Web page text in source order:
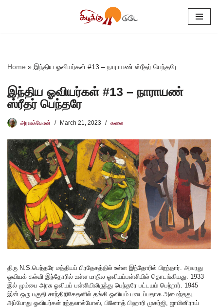
Home » இந்திய ஓவியர்கள் #13 – நாராயண் ஸ்ரீதர் பெந்தரே
இந்திய ஓவியர்கள் #13 – நாராயண்
ஸ்ரீதர் பெந்தரே
அரவக்கோன் March 21, 2023 கலை
திரு N.S.பெந்தரே மத்தியப் பிரதேசத்தில் உள்ள இந்தோரில் பிறந்தார். அவரது
ஓவியக் கல்வி இந்தோரில் உள்ள மாநில ஓவியப்பள்ளியில் தொடங்கியது. 1933
இல் மும்பை அரசு ஓவியப் பள்ளியிலிருந்து பெந்தரே பட்டயம் பெற்றார். 1945
இன் ஒரு பகுதி சாந்திநிகேதனில் தங்கி ஓவியம் படைப்பதாக அமைந்தது.
அப்போது ஓவியர்கள் நந்தலால்போஸ், பினோத் பிஹாரி முகர்ஜி, ஜாமினிராய்